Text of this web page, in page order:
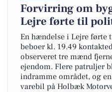
Forvirring om
Lejre førte til
En hændelse i Lejre førte
beboer kl. 19.49
observeret tre mænd
ejendom. Flere patruljer
indramme området, og
varebil på Holbæk